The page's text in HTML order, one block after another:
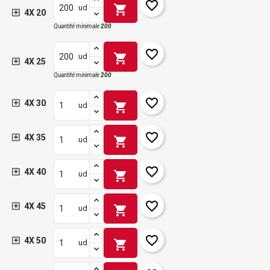
4X 20
ud shopping_cart favorite_border
Quantité minimale200
4X 25
ud shopping_cart favorite_border
Quantité minimale200
4X 30 ud shopping_cart favorite_border
4X 35 ud shopping_cart favorite_border
4X 40 ud shopping_cart favorite_border
4X 45 ud shopping_cart favorite_border
4X 50 ud shopping_cart favorite_border